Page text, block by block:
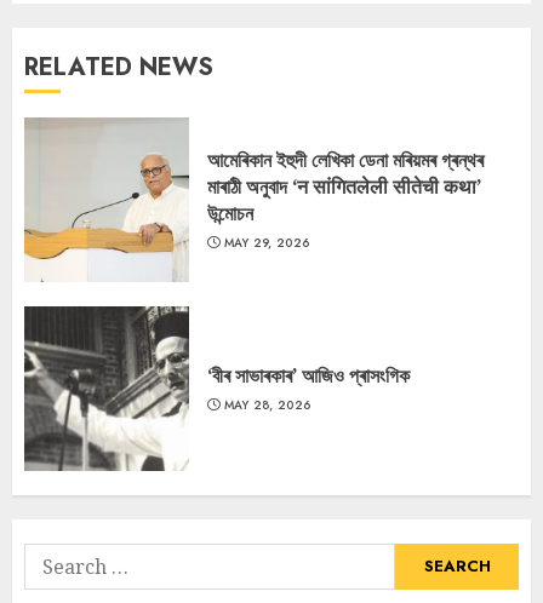
RELATED NEWS
আমেৰিকান ইহুদী লেখিকা ডেনা মৰিয়মৰ গ্ৰন্থৰ
মাৰাঠী অনুবাদ ‘न सांगितलेली सीतेची कथा’
উন্মোচন
MAY 29, 2026
‘বীৰ সাভাৰকাৰ’ আজিও প্ৰাসংগিক
MAY 28, 2026
Search
for: